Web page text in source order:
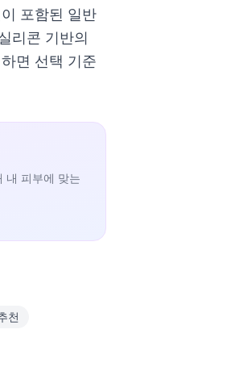
포함된 일반
리콘 기반의
면 선택 기준
내 피부에 맞는
천